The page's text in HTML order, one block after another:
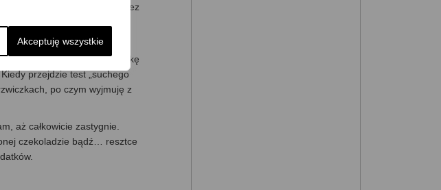
Akceptuję wszystkie
ciasto jest już gładkie i bez
–chodzi o to, by pianę
do 180 st. C piekarnika. Piekę
przejdzie test „suchego
po czym wyjmuję z
aż całkowicie zastygnie.
czekoladzie bądź… resztce